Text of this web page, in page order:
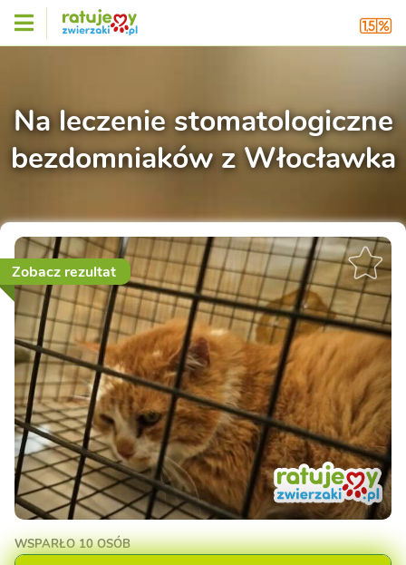
Na leczenie stomatologiczne
bezdomniaków z Włocławka
Zobacz rezultat
WSPARŁO10 OSÓB